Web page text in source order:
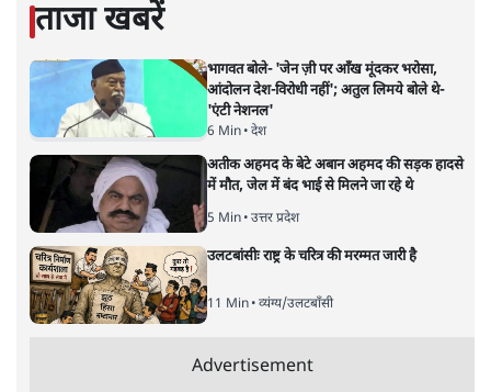
लेखक सत्यहिंदी के संपादक हैं।
मुकेश कुमारकी और स्टोरी पढ़ें
भारत–यूरोप संवाद: दूरदर्शी रणनीति या
हालात से उपजा मोड़?
29 JAN, 2026